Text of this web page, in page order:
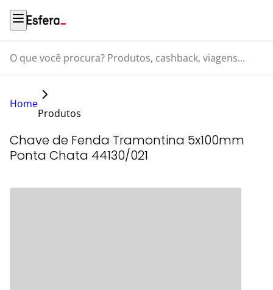
O que você procura? Produtos, cashback, viagens...
Home
Produtos
Chave de Fenda Tramontina 5x100mm
Ponta Chata 44130/021